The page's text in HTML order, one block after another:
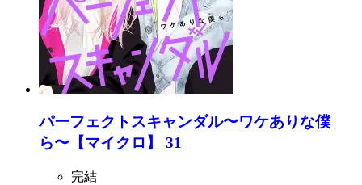
パーフェクトスキャンダル〜ワケありな僕
ら〜【マイクロ】 31
完結